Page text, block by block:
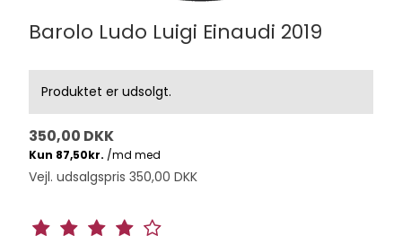
Barolo Ludo Luigi Einaudi 2019
Produktet er udsolgt.
350,00 DKK
Vejl. udsalgspris 350,00 DKK